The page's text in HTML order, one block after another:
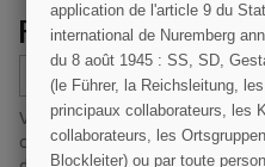
RECEVEZ NOS
Vous pouvez vous désinscrire à
cela nos informations de
application de l'article 9 du
international de Nuremberg
du 8 août 1945 : SS, SD,
(le Führer, la Reichsleitung,
principaux collaborateurs, les
collaborateurs, les
Blockleiter) ou par toute